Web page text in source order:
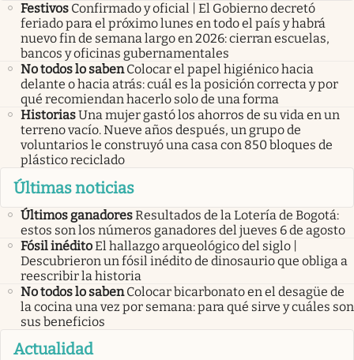
Festivos Confirmado y oficial | El Gobierno decretó
feriado para el próximo lunes en todo el país y habrá
nuevo fin de semana largo en 2026: cierran escuelas,
bancos y oficinas gubernamentales
No todos lo saben Colocar el papel higiénico hacia
delante o hacia atrás: cuál es la posición correcta y por
qué recomiendan hacerlo solo de una forma
HistoriasUna mujer gastó los ahorros de su vida en un
terreno vacío. Nueve años después, un grupo de
voluntarios le construyó una casa con 850 bloques de
plástico reciclado
Últimas noticias
Últimos ganadoresResultados de la Lotería de Bogotá:
estos son los números ganadores del jueves 6 de agosto
Fósil inéditoEl hallazgo arqueológico del siglo |
Descubrieron un fósil inédito de dinosaurio que obliga a
reescribir la historia
No todos lo saben Colocar bicarbonato en el desagüe de
la cocina una vez por semana: para qué sirve y cuáles son
sus beneficios
Actualidad